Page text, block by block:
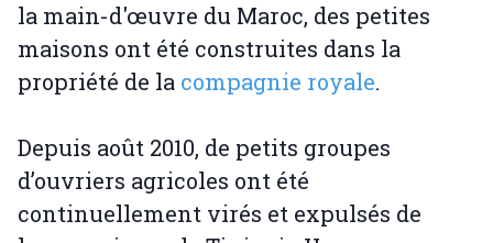
la main-d'œuvre du Maroc, des petites
maisons ont été construites dans la
propriété de la compagnie royale.
Depuis août 2010, de petits groupes
d’ouvriers agricoles ont été
continuellement virés et expulsés de